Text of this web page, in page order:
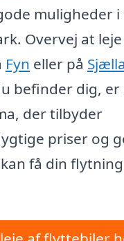
muligheder i
Overvej at
Fyn eller på
befinder dig,
der tilbyder
priser og
få din